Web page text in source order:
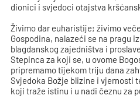
dionici i svjedoci otajstva
Živimo dar euharistije; živimo
Gospodina, nalazeći se na pragu
blagdanskog zajedništva i
Stepinca za koji se, u ovome
pripremamo tijekom triju dana
Svjedoka Božje blizine i vjernosti
koji traže istinu i u nadi čeznu za